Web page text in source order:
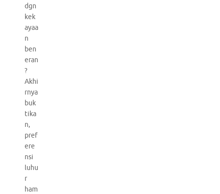
dgn
kek
ayaa
n
ben
eran
?
Akhi
rnya
buk
tika
n,
pref
ere
nsi
luhu
r
ham